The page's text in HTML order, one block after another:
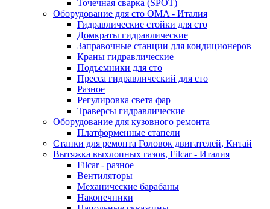
Точечная сварка (SPOT)
Оборудование для сто OMA - Италия
Гидравлические стойки для сто
Домкраты гидравлические
Заправочные станции для кондиционеров
Краны гидравлические
Подъемники для сто
Пресса гидравлический для сто
Разное
Регулировка света фар
Траверсы гидравлические
Оборудование для кузовного ремонта
Платформенные стапели
Станки для ремонта Головок двигателей, Китай
Вытяжка выхлопных газов, Filcar - Италия
Filcar - разное
Вентиляторы
Механические барабаны
Наконечники